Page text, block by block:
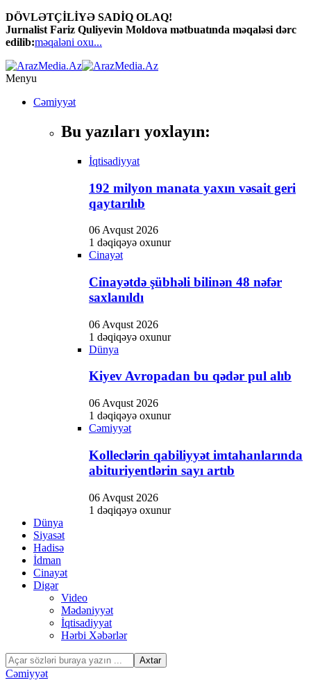
DÖVLƏTÇİLİYƏ SADİQ OLAQ!
Jurnalist Fariz Quliyevin Moldova mətbuatında məqaləsi dərc
edilib:məqaləni oxu...
Menyu
Cəmiyyət
Bu yazıları yoxlayın:
İqtisadiyyat
192 milyon manata yaxın vəsait geri
qaytarılıb
06 Avqust 2026
1 dəqiqəyə oxunur
Cinayət
Cinayətdə şübhəli bilinən 48 nəfər
saxlanıldı
06 Avqust 2026
1 dəqiqəyə oxunur
Dünya
Kiyev Avropadan bu qədər pul alıb
06 Avqust 2026
1 dəqiqəyə oxunur
Cəmiyyət
Kolleclərin qabiliyyət imtahanlarında
abituriyentlərin sayı artıb
06 Avqust 2026
1 dəqiqəyə oxunur
Dünya
Siyasət
Hadisə
İdman
Cinayət
Digər
Video
Mədəniyyət
İqtisadiyyat
Hərbi Xəbərlər
Cəmiyyət